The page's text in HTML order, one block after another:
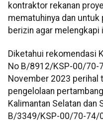
kontraktor rekanan
mematuhinya dan untuk
berizin agar melengkapi
Diketahui rekomendasi
No B/8912/KSP-00/
November 2023 perihal
pengelolaan
Kalimantan Selatan dan
B/3349/KSP-00/70-74/